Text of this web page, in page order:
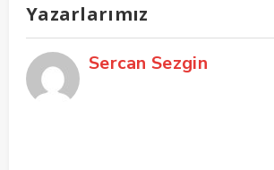
Yazarlarımız
Sercan Sezgin